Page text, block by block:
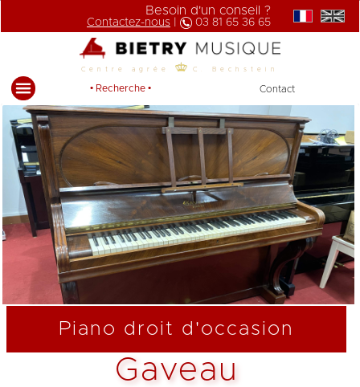
Besoin d'un conseil ?
Contactez-nous 03 81 65 36 65
Centre agrée C. Bechstein
• Recherche • Contact
Piano droit d'occasion
Gaveau